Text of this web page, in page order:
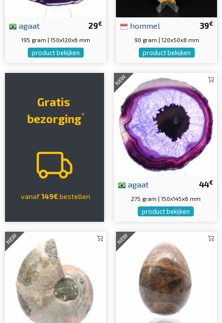
29€
agaat
195 gram | 150x120x6 mm
product bekijken
39€
hommel
90 gram | 120x50x8 mm
product bekijken
Gratis
bezorging*
vanaf149€bestellen
NEW
44€
agaat
275 gram | 150x145x6 mm
product bekijken
NEW NEW